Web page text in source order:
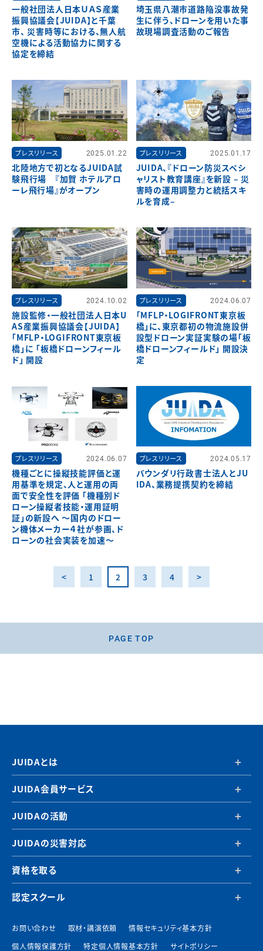
一般社団法人日本ＵＡＳ産業
振興協議会【JUIDA】と千葉
市、 災害時等における、無人航
空機による活動協力に関する
協定を締結
埼玉県八潮市道路陥没事故発
生に伴う、ドローンを用いた事
故現場調査活動のご報告
プレスリリース 2025.01.22
北陸地方で初となるJUIDA試
験飛行場 『加賀 ホテルアロ
ーレ飛行場』がオープン
プレスリリース 2025.01.17
JUIDA、『ドローン防災スペシ
ャリスト教育講座』を新設 – 災
害時の運用調整力と統括スキ
ルを育成–
プレスリリース 2024.10.02
施設監修・一般社団法人日本U
AS産業振興協議会【JUIDA】
「MFLP・LOGIFRONT東京板
橋」に 「板橋ドローンフィール
ド」 開設
プレスリリース 2024.06.07
「MFLP・LOGIFRONT東京板
橋」に、東京都初の物流施設併
設型ドローン実証実験の場「板
橋ドローンフィールド」 開設決
定
プレスリリース 2024.06.07
機種ごとに操縦技能評価と運
用基準を規定、人と運用の両
面で安全性を評価 「機種別ド
ローン操縦者技能・運用証明
証」の新設へ ～国内のドロー
ン機体メーカー４社が参画、ド
ローンの社会実装を加速～
プレスリリース 2024.05.17
バウンダリ行政書士法人とJU
IDA、業務提携契約を締結
< 1 2 3 4 >
PAGE TOP
JUIDAとは
JUIDA会員サービス
JUIDAの活動
JUIDAの災害対応
資格を取る
認定スクール
お問い合わせ 取材・講演依頼
情報セキュリティ基本方針
個人情報保護方針
特定個人情報基本方針 サイトポリシー